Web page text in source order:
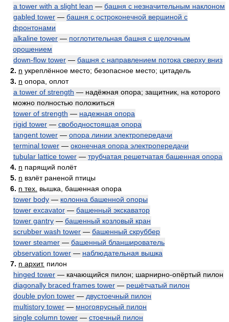
a tower with a slight lean — башня с незначительным наклоном
gabled tower — башня с остроконечной вершиной с
фронтонами
alkaline tower — поглотительная башня с щелочным
орошением
down-flow tower — башня с направлением потока сверху вниз
2. n укреплённое место; безопасное место; цитадель
3. n опора, оплот
a tower of strength — надёжная опора; защитник, на которого
можно полностью положиться
tower of strength — надежная опора
rigid tower — свободностоящая опора
tangent tower — опора линии электропередачи
terminal tower — оконечная опора электропередачи
tubular lattice tower — трубчатая решетчатая башенная опора
4. n парящий полёт
5. n взлёт раненой птицы
6. n тех. вышка, башенная опора
tower body — колонна башенной опоры
tower excavator — башенный экскаватор
tower gantry — башенный козловый кран
scrubber wash tower — башенный скруббер
tower steamer — башенный бланширователь
observation tower — наблюдательная вышка
7. n архит. пилон
hinged tower — качающийся пилон; шарнирно-опёртый пилон
diagonally braced frames tower — решётчатый пилон
double pylon tower — двустоечный пилон
multistory tower — многоярусный пилон
single column tower — стоечный пилон